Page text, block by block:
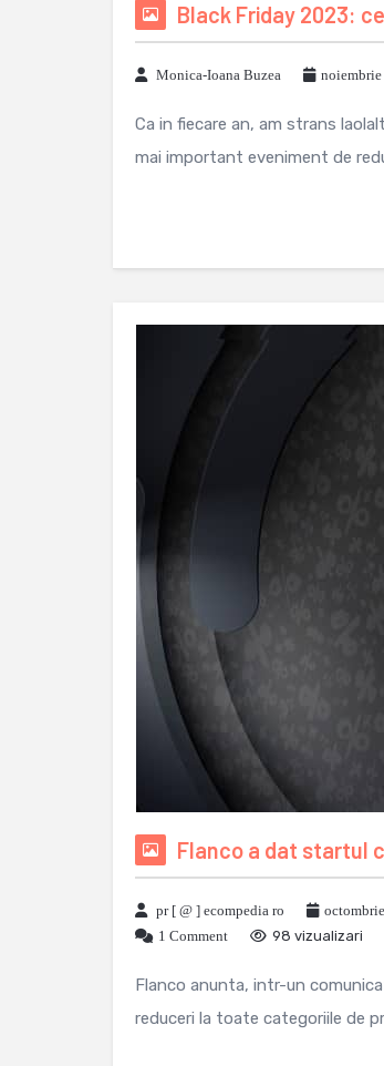
Black Friday 2023:
Monica-Ioana Buzea noiembrie
Ca in fiecare an, am strans
mai important eveniment de
Flanco a dat startul
pr [ @ ] ecompedia ro
1 Comment
98 vizualizari
Flanco anunta, intr-un
reduceri la toate categoriile de